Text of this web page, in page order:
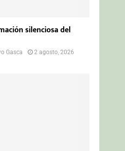
silenciosa del
Gasca
2 agosto, 2026